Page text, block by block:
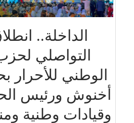
الداخلة..
التواصلي
الوطني للأحرار
أخنوش ورئيس
وقيادات وطنية